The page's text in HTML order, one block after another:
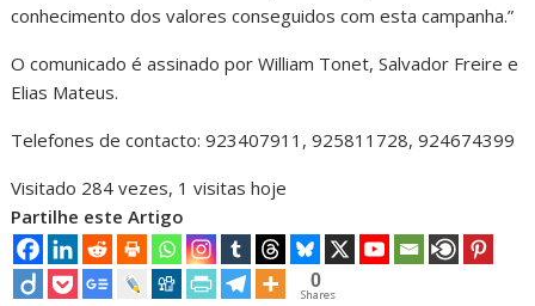
conhecimento dos valores conseguidos com esta campanha.”
O comunicado é assinado por William Tonet, Salvador Freire e
Elias Mateus.
Telefones de contacto: 923407911, 925811728, 924674399
Visitado 284 vezes, 1 visitas hoje
Partilhe este Artigo
0
Shares